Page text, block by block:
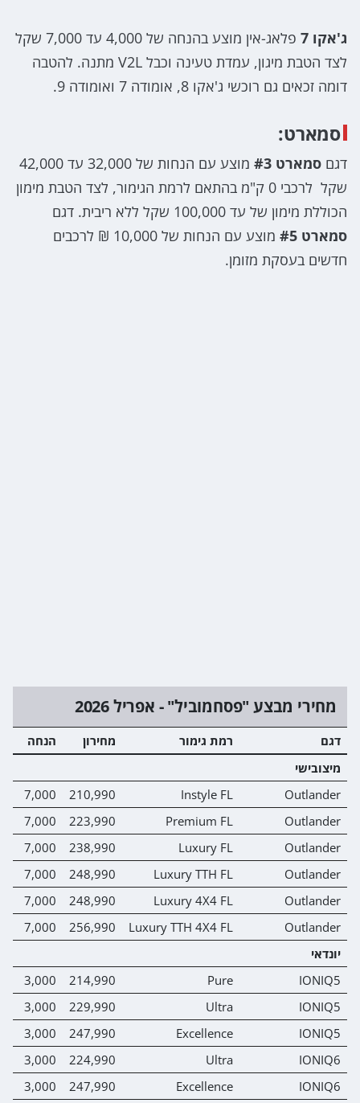
ג'אקו 7
פלאג-אין מוצע בהנחה של 4,000 עד 7,000 שקל
לצד הטבת מיגון, עמדת טעינה וכבל V2L מתנה. להטבה
דומה זכאים גם רוכשי ג'אקו 8, אומודה 7 ואומודה 9.
סמארט:
דגם סמארט #3
מוצע עם הנחות של 32,000 עד 42,000
שקל לרכבי 0 ק"מ בהתאם לרמת הגימור, לצד הטבת מימון
הכוללת מימון של עד 100,000 שקל ללא ריבית. דגם
סמארט #5
מוצע עם הנחות של 10,000 ₪ לרכבים
חדשים בעסקת מזומן.
מחירי מבצע "פסחמוביל" - אפריל 2026
דגם רמת גימור מחירון הנחה
מיצובישי
Outlander
Instyle FL
210,990
7,000
Outlander
Premium FL
223,990
7,000
Outlander
Luxury FL
238,990
7,000
Outlander
Luxury TTH FL
248,990
7,000
Outlander
Luxury 4X4 FL
248,990
7,000
Outlander
Luxury TTH 4X4 FL
256,990
7,000
יונדאי
IONIQ5
Pure
214,990
3,000
IONIQ5
Ultra
229,990
3,000
IONIQ5
Excellence
247,990
3,000
IONIQ6
Ultra
224,990
3,000
IONIQ6
Excellence
247,990
3,000